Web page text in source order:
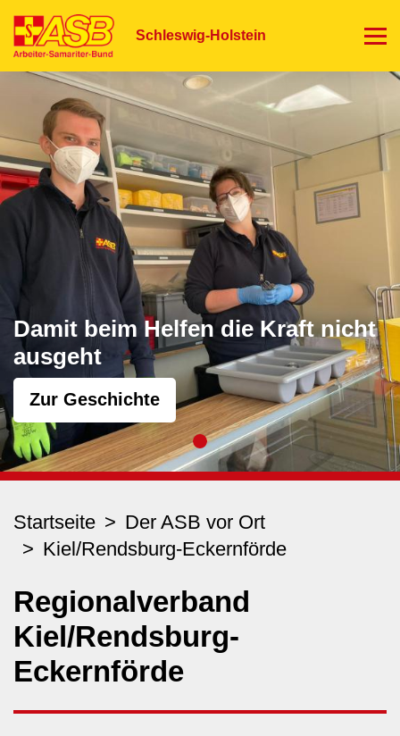
zum
Schleswig-Holstein
Damit beim Helfen die Kraft nicht
ausgeht
Zur Geschichte
Startseite
Der ASB vor Ort
Kiel/Rendsburg-Eckernförde
Regionalverband
Kiel/Rendsburg-
Eckernförde